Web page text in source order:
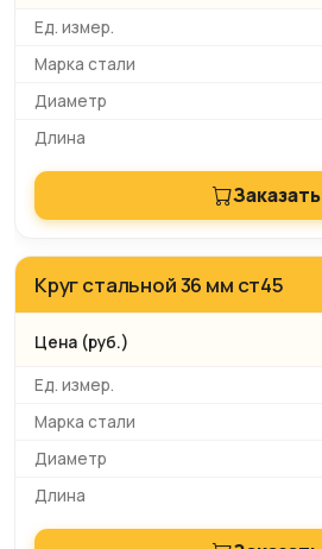
Заказать
Круг стальной 36 мм ст45